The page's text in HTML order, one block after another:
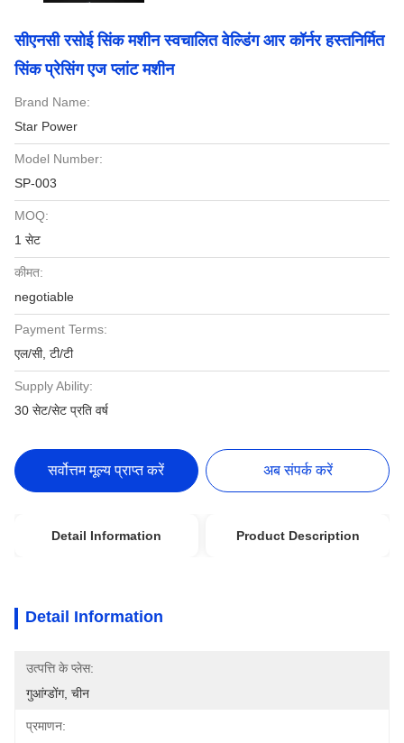
सीएनसी रसोई सिंक मशीन स्वचालित वेल्डिंग आर कॉर्नर हस्तनिर्मित
सिंक प्रेसिंग एज प्लांट मशीन
Brand Name:
Star Power
Model Number:
SP-003
MOQ:
1 सेट
कीमत:
negotiable
Payment Terms:
एल/सी, टी/टी
Supply Ability:
30 सेट/सेट प्रति वर्ष
सर्वोत्तम मूल्य प्राप्त करें अब संपर्क करें
Detail Information Product Description
Detail Information
उत्पत्ति के प्लेस:
गुआंग्डोंग, चीन
प्रमाणन: